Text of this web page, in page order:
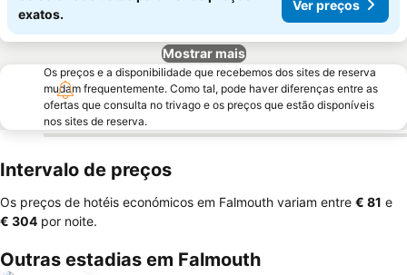
exatos.
Ver preços
Mostrar mais
Os preços e a disponibilidade que recebemos dos sites de reserva
mudam frequentemente. Como tal, pode haver diferenças entre as
ofertas que consulta no trivago e os preços que estão disponíveis
nos sites de reserva.
Intervalo de preços
Os preços de hotéis económicos em Falmouth variam entre ‎€ 81 e
‎€ 304 por noite.
Outras estadias em Falmouth